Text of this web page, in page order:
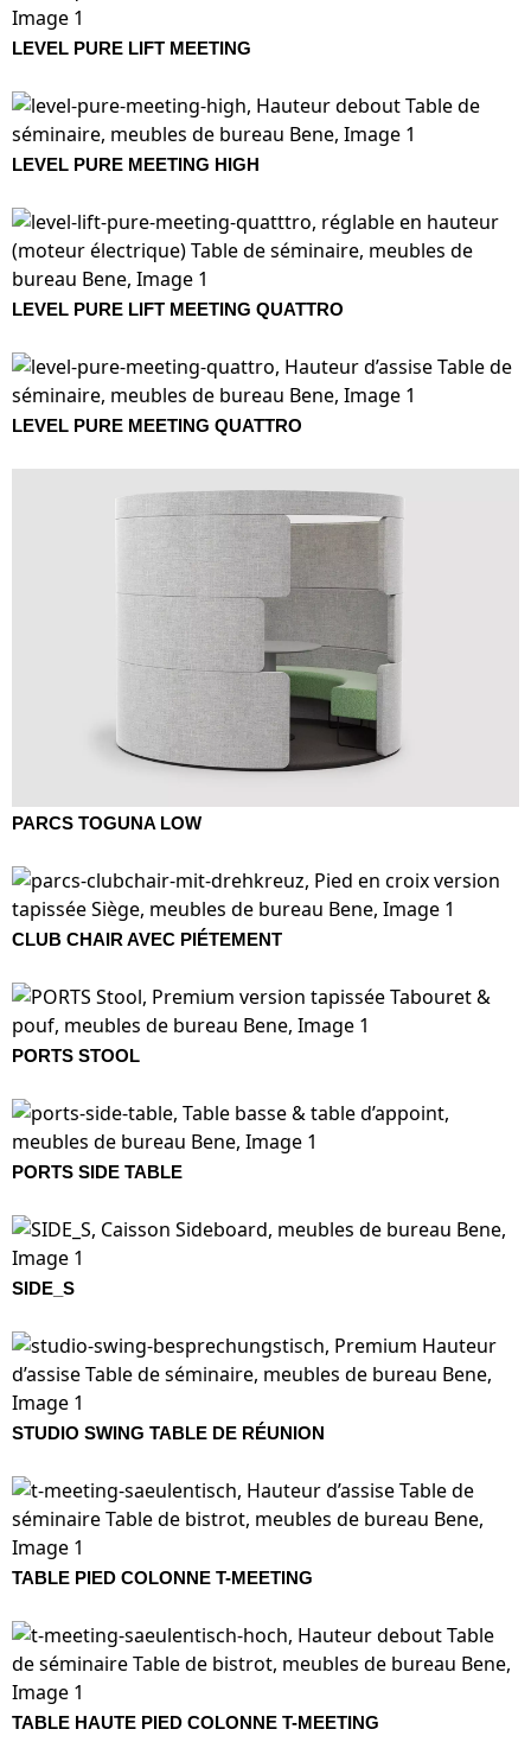
LEVEL PURE LIFT MEETING
LEVEL PURE MEETING HIGH
LEVEL PURE LIFT MEETING QUATTRO
LEVEL PURE MEETING QUATTRO
PARCS TOGUNA LOW
CLUB CHAIR AVEC PIÉTEMENT
PORTS STOOL
PORTS SIDE TABLE
SIDE_S
STUDIO SWING TABLE DE RÉUNION
TABLE PIED COLONNE T-MEETING
TABLE HAUTE PIED COLONNE T-MEETING